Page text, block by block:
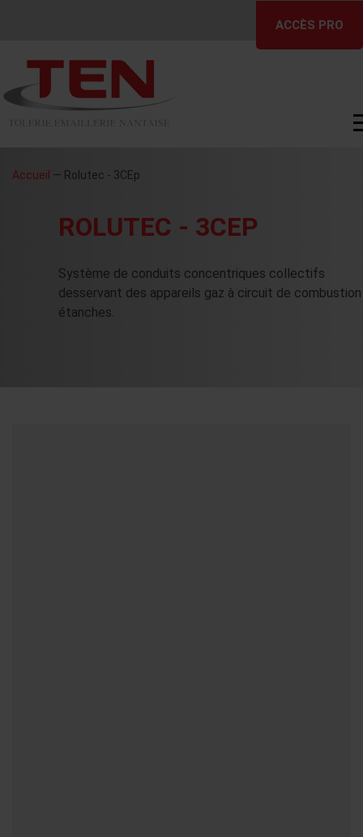
ACCÈS PRO
Accueil — Rolutec - 3CEp
ROLUTEC - 3CEP
Système de conduits concentriques collectifs
desservant des appareils gaz à circuit de combustion
étanches.